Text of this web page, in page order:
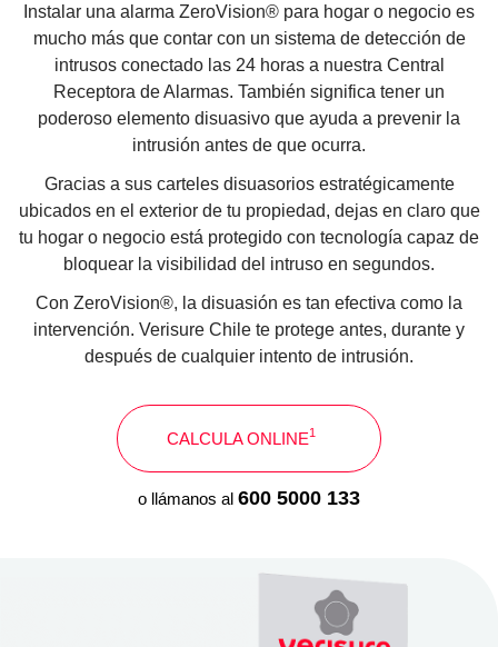
Instalar una alarma ZeroVision® para hogar o negocio es
mucho más que contar con un sistema de detección de
intrusos conectado las 24 horas a nuestra Central
Receptora de Alarmas. También significa tener un
poderoso elemento disuasivo que ayuda a prevenir la
intrusión antes de que ocurra.
Gracias a sus carteles disuasorios estratégicamente
ubicados en el exterior de tu propiedad, dejas en claro que
tu hogar o negocio está protegido con tecnología capaz de
bloquear la visibilidad del intruso en segundos.
Con ZeroVision®, la disuasión es tan efectiva como la
intervención. Verisure Chile te protege antes, durante y
después de cualquier intento de intrusión.
CALCULA ONLINE1
o llámanos al 600 5000 133